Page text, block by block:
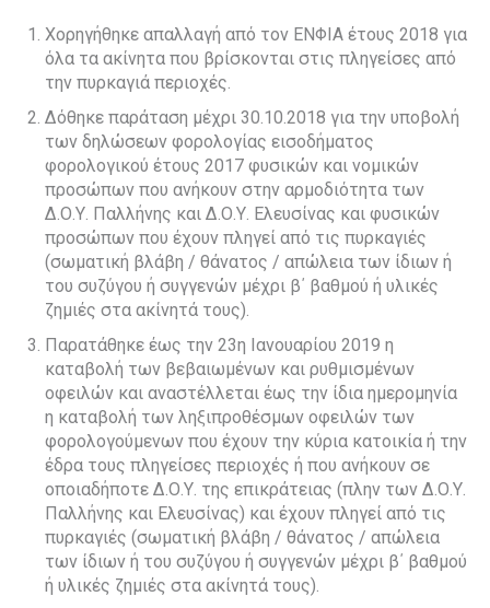
Χορηγήθηκε απαλλαγή από τον ΕΝΦΙΑ έτους 2018 για
όλα τα ακίνητα που βρίσκονται στις πληγείσες από
την πυρκαγιά περιοχές.
Δόθηκε παράταση μέχρι 30.10.2018 για την υποβολή
των δηλώσεων φορολογίας εισοδήματος
φορολογικού έτους 2017 φυσικών και νομικών
προσώπων που ανήκουν στην αρμοδιότητα των
Δ.Ο.Υ. Παλλήνης και Δ.Ο.Υ. Ελευσίνας και φυσικών
προσώπων που έχουν πληγεί από τις πυρκαγιές
(σωματική βλάβη / θάνατος / απώλεια των ίδιων ή
του συζύγου ή συγγενών μέχρι β΄ βαθμού ή υλικές
ζημιές στα ακίνητά τους).
Παρατάθηκε έως την 23η Ιανουαρίου 2019 η
καταβολή των βεβαιωμένων και ρυθμισμένων
οφειλών και αναστέλλεται έως την ίδια ημερομηνία
η καταβολή των ληξιπροθέσμων οφειλών των
φορολογούμενων που έχουν την κύρια κατοικία ή την
έδρα τους πληγείσες περιοχές ή που ανήκουν σε
οποιαδήποτε Δ.Ο.Υ. της επικράτειας (πλην των Δ.Ο.Υ.
Παλλήνης και Ελευσίνας) και έχουν πληγεί από τις
πυρκαγιές (σωματική βλάβη / θάνατος / απώλεια
των ίδιων ή του συζύγου ή συγγενών μέχρι β΄ βαθμού
ή υλικές ζημιές στα ακίνητά τους).